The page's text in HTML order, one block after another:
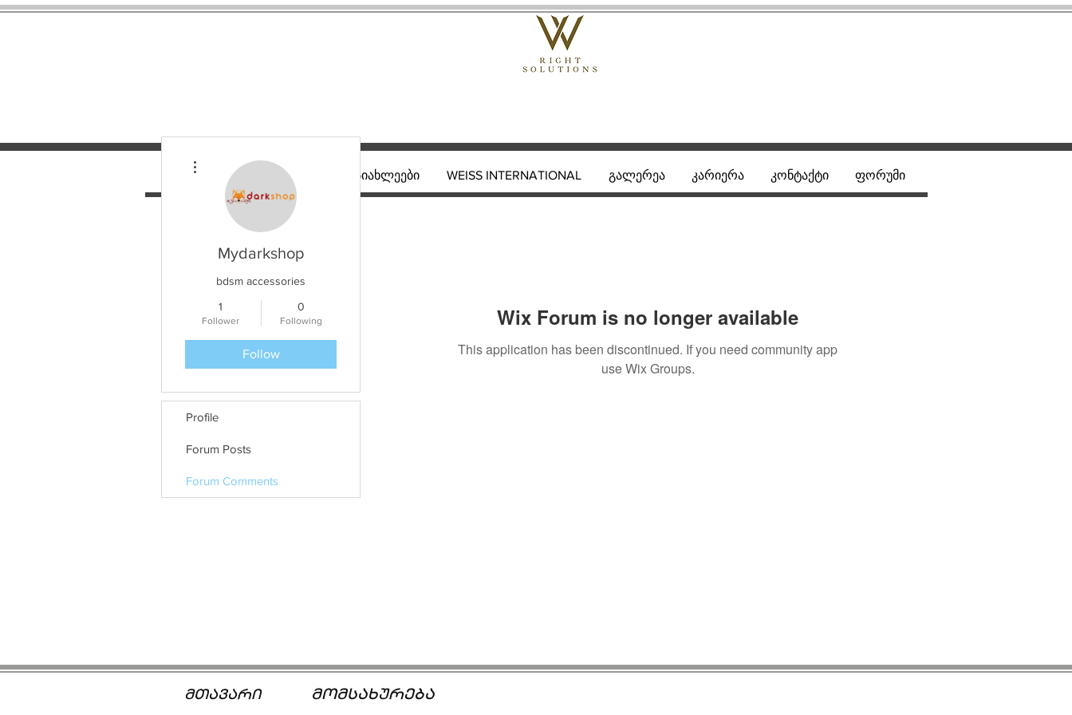
Wix Forum is no longer available
This application has been discontinued. If you need community app
use Wix Groups.
მთავარი მომსახურება სიახლეები WEISS INTERNATIONAL გალერეა კარიერა კონტაქტი ფორუმი
Mydarkshop
bdsm accessories
1
Follower
0
Following
Follow
Profile
Forum Posts
Forum Comments
მთავარი მომსახურება